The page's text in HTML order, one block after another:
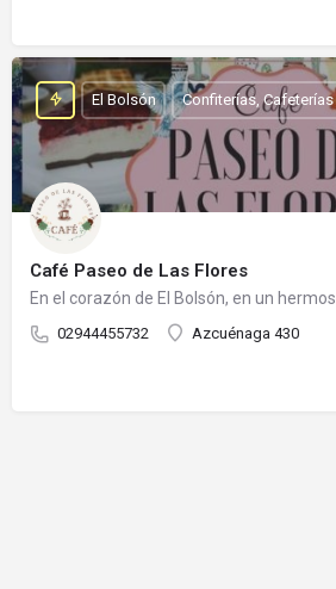
Café Paseo de Las Flores
02944455732 Azcuénaga 430
El Bolsón Confiterías, Cafeterías